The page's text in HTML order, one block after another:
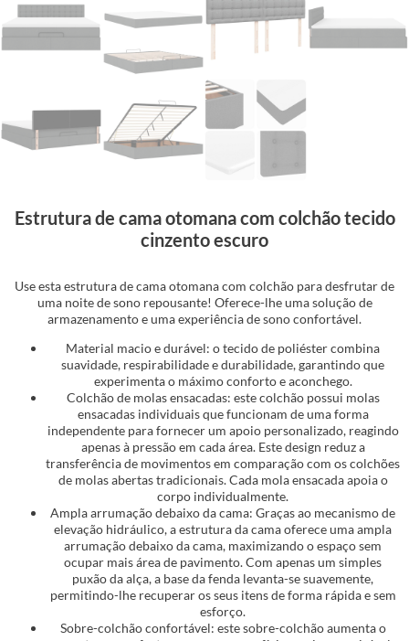
Estrutura de cama otomana com colchão tecido
cinzento escuro
Use esta estrutura de cama otomana com colchão para desfrutar de
uma noite de sono repousante! Oferece-lhe uma solução de
armazenamento e uma experiência de sono confortável.
Material macio e durável: o tecido de poliéster combina
suavidade, respirabilidade e durabilidade, garantindo que
experimenta o máximo conforto e aconchego.
Colchão de molas ensacadas: este colchão possui molas
ensacadas individuais que funcionam de uma forma
independente para fornecer um apoio personalizado, reagindo
apenas à pressão em cada área. Este design reduz a
transferência de movimentos em comparação com os colchões
de molas abertas tradicionais. Cada mola ensacada apoia o
corpo individualmente.
Ampla arrumação debaixo da cama: Graças ao mecanismo de
elevação hidráulico, a estrutura da cama oferece uma ampla
arrumação debaixo da cama, maximizando o espaço sem
ocupar mais área de pavimento. Com apenas um simples
puxão da alça, a base da fenda levanta-se suavemente,
permitindo-lhe recuperar os seus itens de forma rápida e sem
esforço.
Sobre-colchão confortável: este sobre-colchão aumenta o